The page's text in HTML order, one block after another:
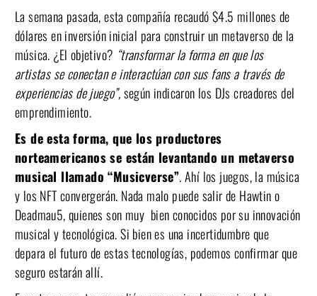
La semana pasada, esta compañía recaudó $4.5 millones de
dólares en inversión inicial para construir un metaverso de la
música. ¿El objetivo? “transformar la forma en que los
artistas se conectan e interactúan con sus fans a través de
experiencias de juego”,según indicaron los DJs creadores del
emprendimiento.
Es de esta forma, que los productores
norteamericanos se están levantando un metaverso
musical llamado “Musicverse”. Ahí los juegos, la música
y los NFT convergerán. Nada malo puede salir de Hawtin o
Deadmau5, quienes son muy bien conocidos por su innovación
musical y tecnológica. Si bien es una incertidumbre que
depara el futuro de estas tecnologías, podemos confirmar que
seguro estarán allí.